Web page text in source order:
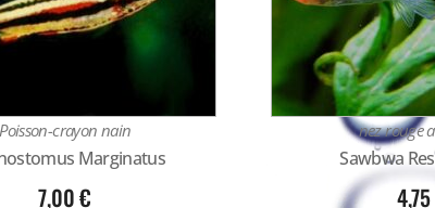
Poisson-crayon nain
Marginatus
7,00€
nez rouge
Sawbwa
4,75